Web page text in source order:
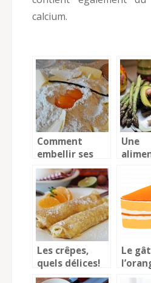
calcium.
Comment
embellir ses
recettes grâce
à la vanille ?
Une
Les crêpes,
quels délices!
Le
bon